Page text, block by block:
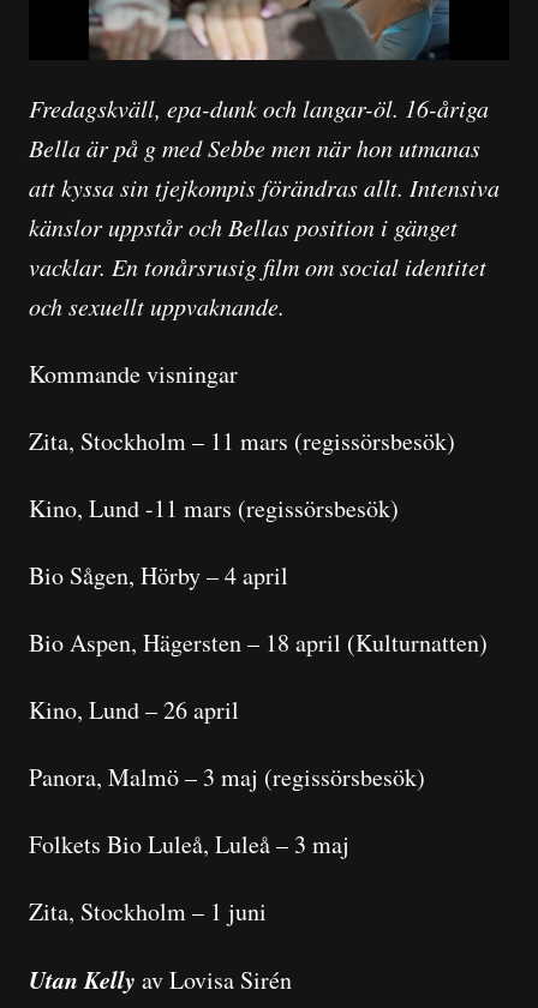
Fredagskväll, epa-dunk och langar-öl. 16-åriga
Bella är på g med Sebbe men när hon utmanas
att kyssa sin tjejkompis förändras allt. Intensiva
känslor uppstår och Bellas position i gänget
vacklar. En tonårsrusig film om social identitet
och sexuellt uppvaknande.
Kommande visningar
Zita, Stockholm – 11 mars (regissörsbesök)
Kino, Lund -11 mars (regissörsbesök)
Bio Sågen, Hörby – 4 april
Bio Aspen, Hägersten – 18 april (Kulturnatten)
Kino, Lund – 26 april
Panora, Malmö – 3 maj (regissörsbesök)
Folkets Bio Luleå, Luleå – 3 maj
Zita, Stockholm – 1 juni
Utan Kelly av Lovisa Sirén